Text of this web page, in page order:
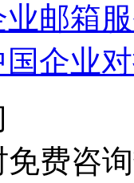
业邮箱
国企业
免费咨